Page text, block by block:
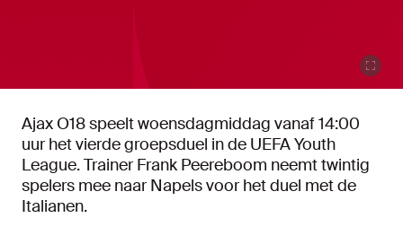
Ajax O18 speelt woensdagmiddag vanaf 14:00
uur het vierde groepsduel in de UEFA Youth
League. Trainer Frank Peereboom neemt twintig
spelers mee naar Napels voor het duel met de
Italianen.